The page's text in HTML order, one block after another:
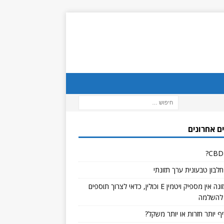
אחרונים
טבעונית ערך תזונתי
אם בתזונה אין מספיק ויטמין E וכולין, כדאי לצרוך תוספים
יותר חזרות או יותר משקל?